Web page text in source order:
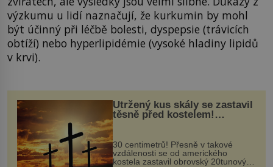
výzkumu u lidí naznačují, že kurkumin by mohl
být účinný při léčbě bolesti, dyspepsie (trávicích
obtíží) nebo hyperlipidémie (vysoké hladiny lipidů
v krvi).
Utržený kus skály se zastavil
těsně před kostelem!
Ochránila ho boží síla?
30 centimetrů! Přesně v takové
vzdálenosti se od amerického
kostela zastavil obrovský 20tunový